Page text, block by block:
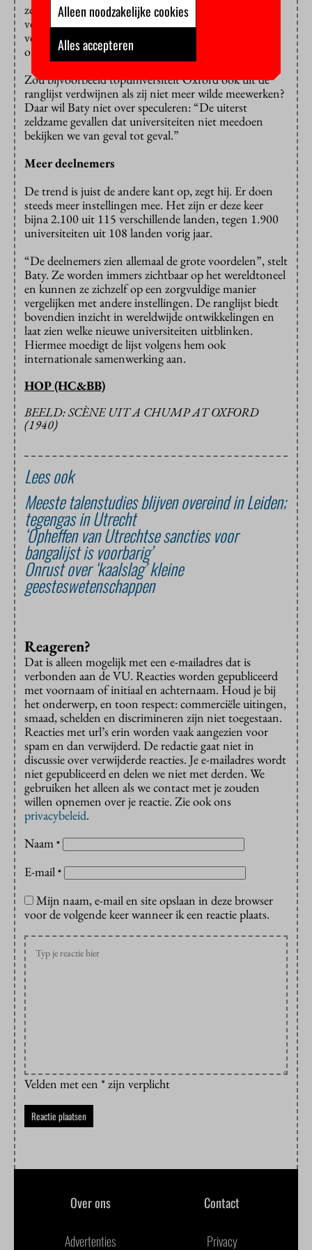
zouden we de universiteit volgend jaar graag weer
verwelkomen, zodat Nederland eerlijker
vertegenwoordigd is in dit belangrijke
onderzoeksproject.”
Zou bijvoorbeeld topuniversiteit Oxford ook uit de
ranglijst verdwijnen als zij niet meer wilde meewerken?
Daar wil Baty niet over speculeren: “De uiterst
zeldzame gevallen dat universiteiten niet meedoen
bekijken we van geval tot geval.”
Meer deelnemers
De trend is juist de andere kant op, zegt hij. Er doen
steeds meer instellingen mee. Het zijn er deze keer
bijna 2.100 uit 115 verschillende landen, tegen 1.900
universiteiten uit 108 landen vorig jaar.
“De deelnemers zien allemaal de grote voordelen”, stelt
Baty. Ze worden immers zichtbaar op het wereldtoneel
en kunnen ze zichzelf op een zorgvuldige manier
vergelijken met andere instellingen. De ranglijst biedt
bovendien inzicht in wereldwijde ontwikkelingen en
laat zien welke nieuwe universiteiten uitblinken.
Hiermee moedigt de lijst volgens hem ook
internationale samenwerking aan.
HOP (HC&BB)
BEELD: SCÈNE UIT A CHUMP AT OXFORD
(1940)
Lees ook
Meeste talenstudies blijven overeind in Leiden;
tegengas in Utrecht
‘Opheffen van Utrechtse sancties voor
bangalijst is voorbarig’
Onrust over ‘kaalslag’ kleine
geesteswetenschappen
Reageren?
Dat is alleen mogelijk met een e-mailadres dat is
verbonden aan de VU. Reacties worden gepubliceerd
met voornaam of initiaal en achternaam. Houd je bij
het onderwerp, en toon respect: commerciële uitingen,
smaad, schelden en discrimineren zijn niet toegestaan.
Reacties met url’s erin worden vaak aangezien voor
spam en dan verwijderd. De redactie gaat niet in
discussie over verwijderde reacties. Je e-mailadres wordt
niet gepubliceerd en delen we niet met derden. We
gebruiken het alleen als we contact met je zouden
willen opnemen over je reactie. Zie ook ons
privacybeleid.
Naam *
E-mail *
Mijn naam, e-mail en site opslaan in deze browser
voor de volgende keer wanneer ik een reactie plaats.
Velden met een * zijn verplicht
Over ons Contact
Advertenties Privacy
Alleen noodzakelijke cookies
Alles accepteren